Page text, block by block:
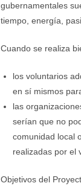
gubernamentales
tiempo, energía,
Cuando se realiza
los voluntarios
en sí mismos
las
serían que no
comunidad local
realizadas por el
Objetivos del